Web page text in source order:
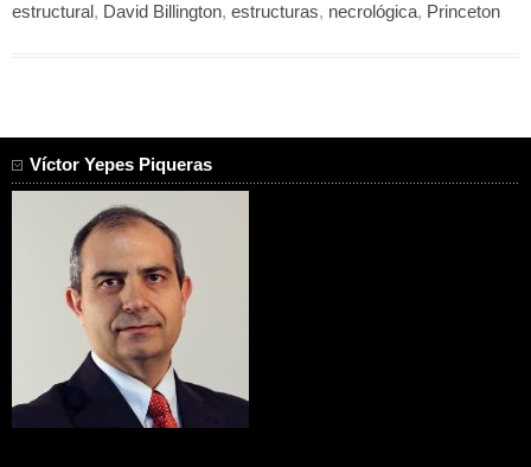
estructural , David Billington, estructuras, necrológica, Princeton
Víctor Yepes Piqueras